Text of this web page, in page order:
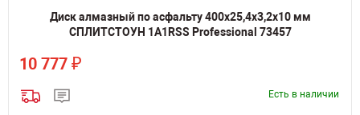
Диск алмазный по асфальту 400х25,4х3,2х10 мм
СПЛИТСТОУН 1A1RSS Professional 73457
10 777 ₽
Есть в наличии